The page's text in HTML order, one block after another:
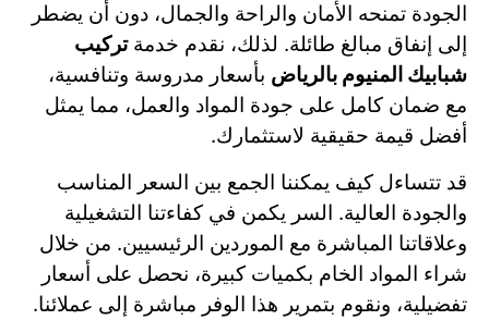
الجودة تمنحه الأمان والراحة والجمال، دون أن يضطر
إلى إنفاق مبالغ طائلة. لذلك، نقدم خدمةتركيب
شبابيك المنيوم بالرياض بأسعار مدروسة وتنافسية،
مع ضمان كامل على جودة المواد والعمل، مما يمثل
أفضل قيمة حقيقية لاستثمارك.
قد تتساءل كيف يمكننا الجمع بين السعر المناسب
والجودة العالية. السر يكمن في كفاءتنا التشغيلية
وعلاقاتنا المباشرة مع الموردين الرئيسيين. من خلال
شراء المواد الخام بكميات كبيرة، نحصل على أسعار
تفضيلية، ونقوم بتمرير هذا الوفر مباشرة إلى عملائنا.